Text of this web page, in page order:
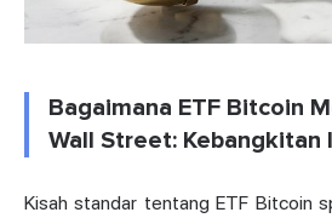
Bagaimana ETF Bitcoin
Wall Street: Kebangkitan
Kisah standar tentang ETF Bitcoin